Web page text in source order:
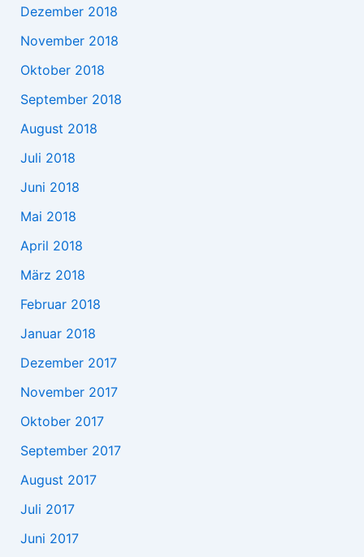
Dezember 2018
November 2018
Oktober 2018
September 2018
August 2018
Juli 2018
Juni 2018
Mai 2018
April 2018
März 2018
Februar 2018
Januar 2018
Dezember 2017
November 2017
Oktober 2017
September 2017
August 2017
Juli 2017
Juni 2017